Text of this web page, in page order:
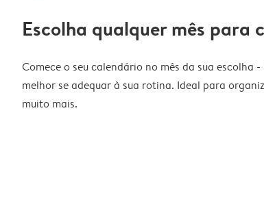
Escolha qualquer mês para
Comece o seu calendário no mês da sua escolha
melhor se adequar à sua rotina. Ideal para
muito mais.